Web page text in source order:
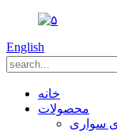
English
خانه
محصولات
سواری